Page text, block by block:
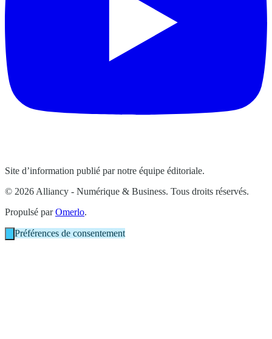
Site d’information publié par notre équipe éditoriale.
© 2026 Alliancy - Numérique & Business. Tous droits réservés.
Propulsé parOmerlo.
Préférences de consentement